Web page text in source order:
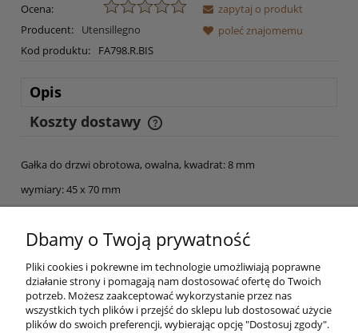
Ocena:
Producent:
Utensillegno
Kod produktu:
FA798.R.BIS
zapytaj o produkt
poleć znajomemu
Opis
Koszty dostawy
Cena nie zawiera ewentualnych kosztów płatności
Gałka do drzwi obrotowa, owalna, kwadrat: 8 mm
wymiary: 45 x 70 mm
Zobacz wszystkiegałki do drzwiz naszej oferty!
Dbamy o Twoją prywatność
Pliki cookies i pokrewne im technologie umożliwiają poprawne
działanie strony i pomagają nam dostosować ofertę do Twoich
potrzeb. Możesz zaakceptować wykorzystanie przez nas
wszystkich tych plików i przejść do sklepu lub dostosować użycie
plików do swoich preferencji, wybierając opcję "Dostosuj zgody".